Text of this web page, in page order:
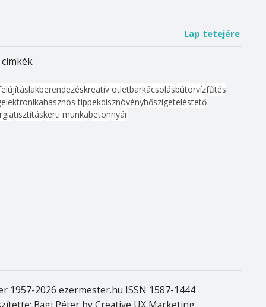
Lap tetejére
lakberendezéskreatív ötletbarkácsolásbútorvízfűtés
elektronikahasznos tippekdísznövényhőszigeteléstető
tisztításkerti munkabetonnyár
1957-2026 ezermester.hu ISSN 1587-1444